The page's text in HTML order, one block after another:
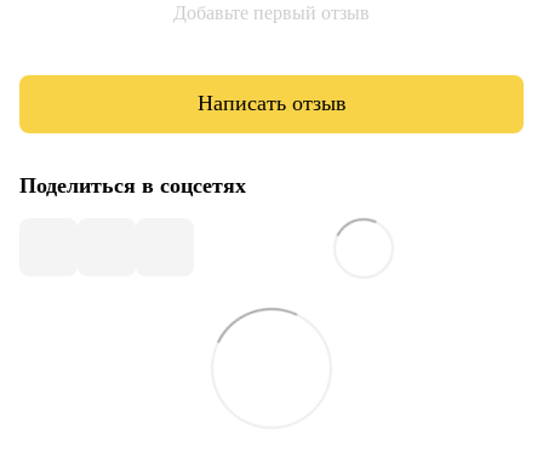
Добавьте первый отзыв
Написать отзыв
Поделиться в соцсетях